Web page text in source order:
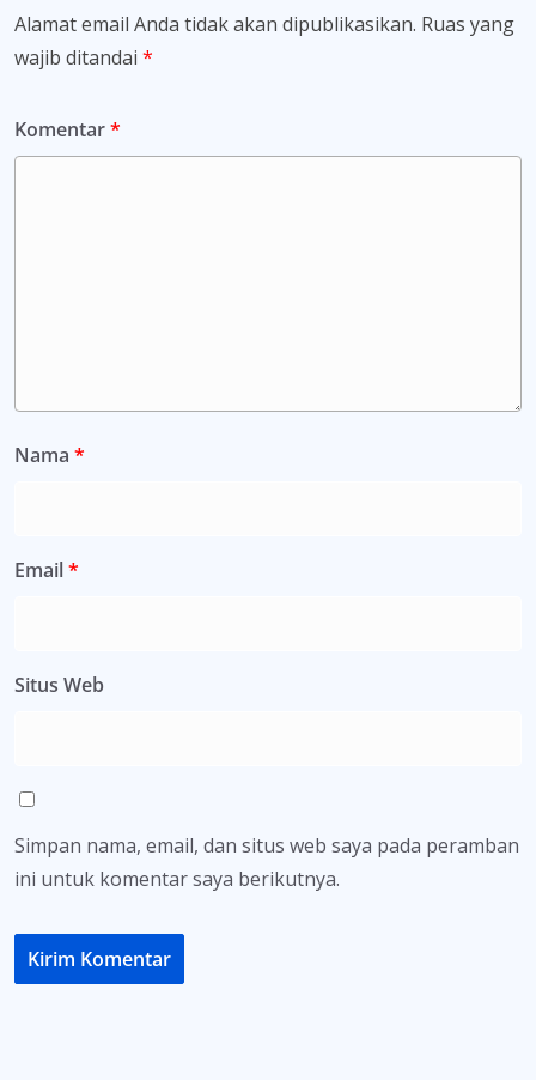
Alamat email Anda tidak akan dipublikasikan. Ruas yang
wajib ditandai *
Komentar*
Nama *
Email*
Situs Web
Simpan nama, email, dan situs web saya pada peramban
ini untuk komentar saya berikutnya.